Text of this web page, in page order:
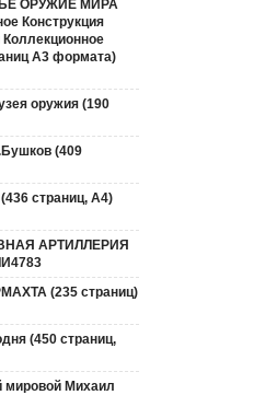
ОРУЖИЕ МИРА
Конструкция
А3 формата)
оружия (190
(409
страниц, А4)
АРТИЛЛЕРИЯ
(235 страниц)
(450 страниц,
мировой Михаил